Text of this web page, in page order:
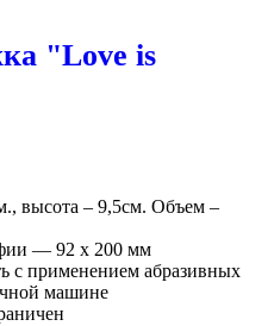
"Love is
высота – 9,5см. Объем –
― 92 х 200 мм
с применением абразивных
машине